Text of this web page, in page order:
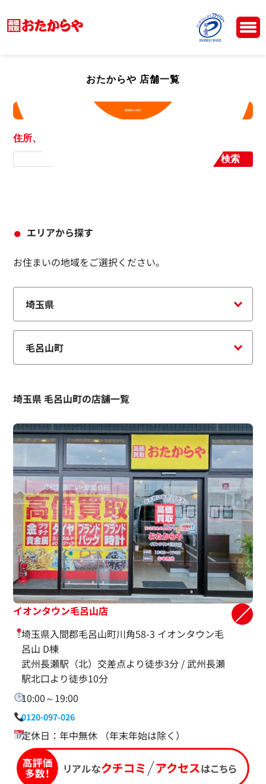
おたからや 店舗一覧
現在地から探す
住所、店舗名から探す
検索
エリアから探す
お住まいの地域をご選択ください。
埼玉県 毛呂山町の店舗一覧
イオンタウン毛呂山店
埼玉県入間郡毛呂山町川角58-3 イオンタウン毛
呂山 D棟
武州長瀬駅（北）交差点より徒歩3分 / 武州長瀬
駅北口より徒歩10分
10:00～19:00
0120-097-026
定休日：年中無休 （年末年始は除く）